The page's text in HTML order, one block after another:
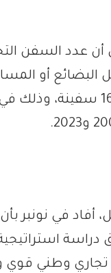
أن عدد السفن
أو
37 سفينة إلى 16 سفينة،
أفاد في نونبر
دراسة
وطني قوي